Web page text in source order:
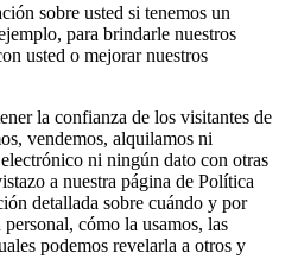
sobre usted si tenemos un
para brindarle nuestros
usted o mejorar nuestros
la confianza de los visitantes de
vendemos, alquilamos ni
ni ningún dato con otras
a nuestra página de Política
detallada sobre cuándo y por
cómo la usamos, las
podemos revelarla a otros y